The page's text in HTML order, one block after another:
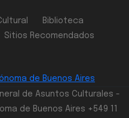
Biblioteca
Sitios Recomendados
de Asuntos Culturales -
de Buenos Aires +549 11